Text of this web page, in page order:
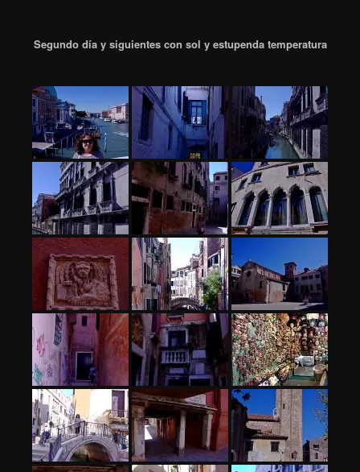
Segundo día y siguientes con sol y estupenda temperatura